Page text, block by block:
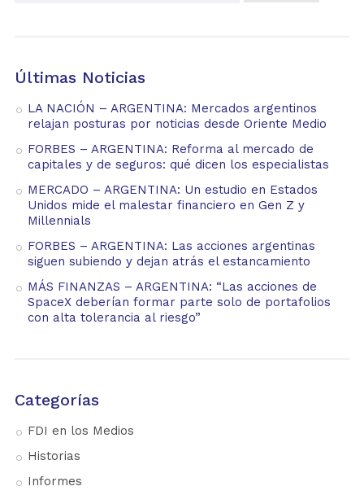
Últimas Noticias
LA NACIÓN – ARGENTINA: Mercados argentinos
relajan posturas por noticias desde Oriente Medio
FORBES – ARGENTINA: Reforma al mercado de
capitales y de seguros: qué dicen los especialistas
MERCADO – ARGENTINA: Un estudio en Estados
Unidos mide el malestar financiero en Gen Z y
Millennials
FORBES – ARGENTINA: Las acciones argentinas
siguen subiendo y dejan atrás el estancamiento
MÁS FINANZAS – ARGENTINA: “Las acciones de
SpaceX deberían formar parte solo de portafolios
con alta tolerancia al riesgo”
Categorías
FDI en los Medios
Historias
Informes